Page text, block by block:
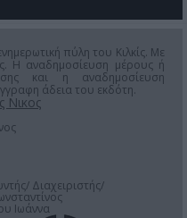
πύλη του Κιλκίς. Με
Η αναδημοσίευση μέρους ή
και η αναδημοσίευση
άδεια του εκδότη.
Νικος
Διαχειριστής/
Ιωάννα